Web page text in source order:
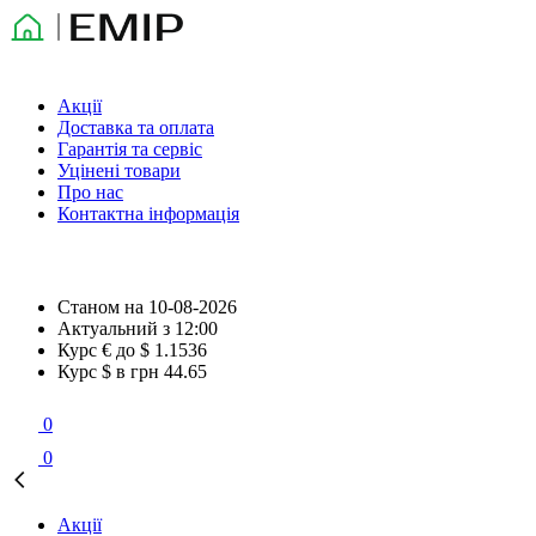
Акції
Доставка та оплата
Гарантія та сервіс
Уцінені товари
Про нас
Контактна інформація
Станом на 10-08-2026
Актуальний з 12:00
Курс € до $ 1.1536
Курс $ в грн 44.65
0
0
Акції